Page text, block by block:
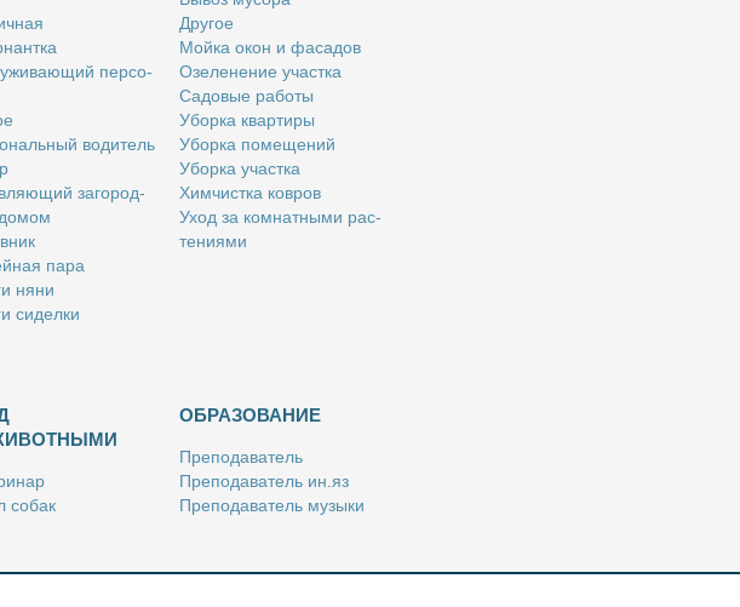
пер­со­
во­ди­тель
за­го­род­
па­ра
ня­ни
си­дел­ки
Дру­гое
Мой­ка окон и фа­са­дов
Озе­ле­не­ние участ­ка
Са­до­вые ра­бо­ты
Убор­ка квар­ти­ры
Убор­ка по­ме­ще­ний
Убор­ка участ­ка
Хим­чист­ка ков­ров
Уход за ком­нат­ны­ми рас­
те­ни­я­ми
со­бак
жи­вот­ных
ОБРАЗОВАНИЕ
Пре­по­да­ва­тель
Пре­по­да­ва­тель ин.яз
Пре­по­да­ва­тель му­зы­ки